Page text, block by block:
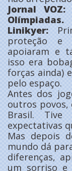
Jornal
Olímpiadas.
Linikyer:
proteção e
apoiaram e
isso era
forças ainda)
pelo espaço.
Antes dos
outros povos,
Brasil.
expectativas
Mas depois
mundo dá
diferenças,
um sorriso e